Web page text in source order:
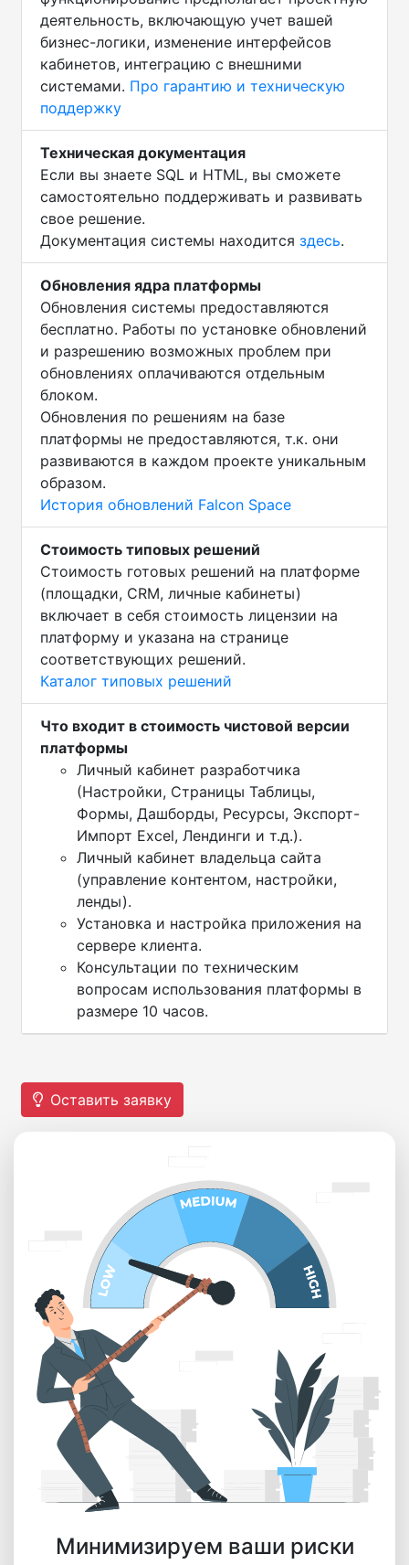
деятельность, включающую учет вашей
бизнес-логики, изменение интерфейсов
кабинетов, интеграцию с внешними
системами. Про гарантию и техническую
поддержку
Техническая документация
Если вы знаете SQL и HTML, вы сможете
самостоятельно поддерживать и развивать
свое решение.
Документация системы находится здесь.
Обновления ядра платформы
Обновления системы предоставляются
бесплатно. Работы по установке обновлений
и разрешению возможных проблем при
обновлениях оплачиваются отдельным
блоком.
Обновления по решениям на базе
платформы не предоставляются, т.к. они
развиваются в каждом проекте уникальным
образом.
История обновлений Falcon Space
Стоимость типовых решений
Стоимость готовых решений на платформе
(площадки, CRM, личные кабинеты)
включает в себя стоимость лицензии на
платформу и указана на странице
соответствующих решений.
Каталог типовых решений
Что входит в стоимость чистовой версии
платформы
Личный кабинет разработчика
(Настройки, Страницы Таблицы,
Формы, Дашборды, Ресурсы, Экспорт-
Импорт Excel, Лендинги и т.д.).
Личный кабинет владельца сайта
(управление контентом, настройки,
ленды).
Установка и настройка приложения на
сервере клиента.
Консультации по техническим
вопросам использования платформы в
размере 10 часов.
Оставить заявку
Минимизируем ваши риски